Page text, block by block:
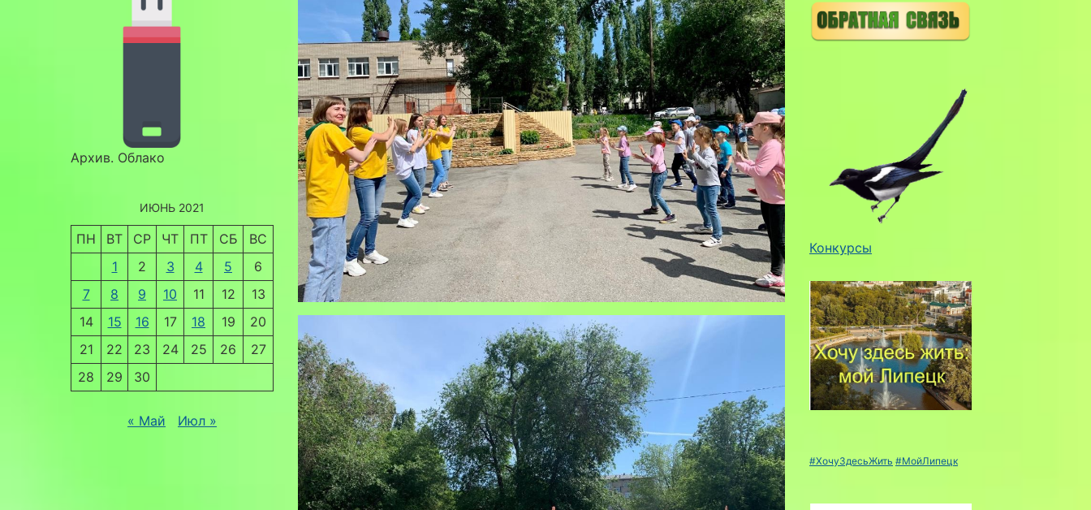
Архив. Облако
ИЮНЬ 2021
ПН ВТ СР ЧТ ПТ СБ
ВС
1
2 3 4 5
6
7
8 9 10 11 12
13
14
15 16 17 18 19
20
21
22 23 24 25 26
27
28
29 30
« Май Июл »
Конкурсы
#ХочуЗдесьЖить #МойЛипецк